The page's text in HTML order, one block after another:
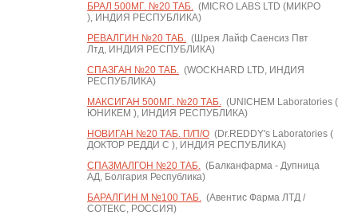
БРАЛ 500МГ. №20 ТАБ.(MICRO LABS LTD (МИКРО
), ИНДИЯ РЕСПУБЛИКА)
РЕВАЛГИН №20 ТАБ.(Шрея Лайф Саенсиз Пвт
Лтд, ИНДИЯ РЕСПУБЛИКА)
СПАЗГАН №20 ТАБ.(WOCKHARD LTD, ИНДИЯ
РЕСПУБЛИКА)
МАКСИГАН 500МГ. №20 ТАБ.(UNICHEM Laboratories (
ЮНИКЕМ ), ИНДИЯ РЕСПУБЛИКА)
НОВИГАН №20 ТАБ. П/П/О(Dr.REDDY's Laboratories (
ДОКТОР РЕДДИ С ), ИНДИЯ РЕСПУБЛИКА)
СПАЗМАЛГОН №20 ТАБ.(Балканфарма - Дупница
АД, Болгария Республика)
БАРАЛГИН М №100 ТАБ.(Авентис Фарма ЛТД /
СОТЕКС, РОССИЯ)